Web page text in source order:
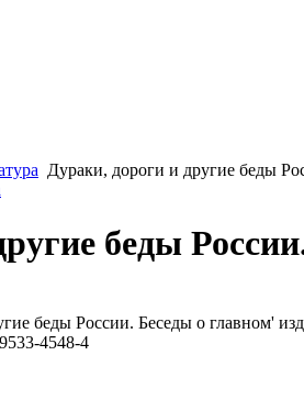
Дураки, дороги и другие беды
беды
беды России. Беседы о главном'
4548-4